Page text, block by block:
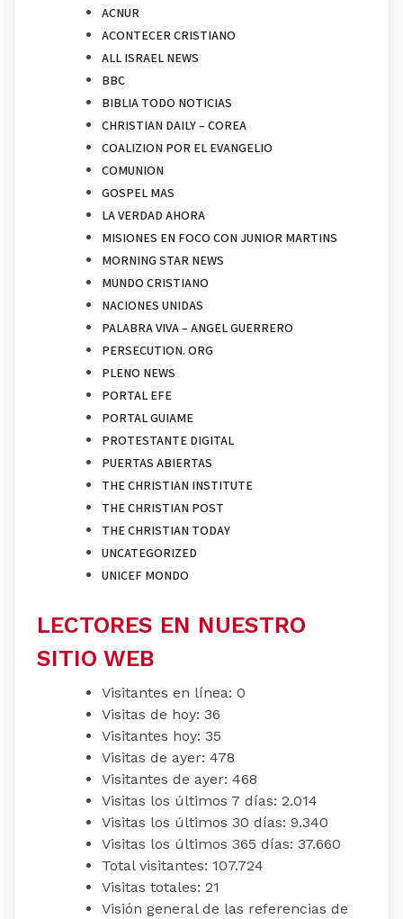
ACNUR
ACONTECER CRISTIANO
ALL ISRAEL NEWS
BBC
BIBLIA TODO NOTICIAS
CHRISTIAN DAILY – COREA
COALIZION POR EL EVANGELIO
COMUNION
GOSPEL MAS
LA VERDAD AHORA
MISIONES EN FOCO CON JUNIOR MARTINS
MORNING STAR NEWS
MUNDO CRISTIANO
NACIONES UNIDAS
PALABRA VIVA – ANGEL GUERRERO
PERSECUTION. ORG
PLENO NEWS
PORTAL EFE
PORTAL GUIAME
PROTESTANTE DIGITAL
PUERTAS ABIERTAS
THE CHRISTIAN INSTITUTE
THE CHRISTIAN POST
THE CHRISTIAN TODAY
UNCATEGORIZED
UNICEF MONDO
LECTORES EN NUESTRO
SITIO WEB
Visitantes en línea: 0
Visitas de hoy: 36
Visitantes hoy: 35
Visitas de ayer: 478
Visitantes de ayer: 468
Visitas los últimos 7 días: 2.014
Visitas los últimos 30 días: 9.340
Visitas los últimos 365 días: 37.660
Total visitantes: 107.724
Visitas totales: 21
Visión general de las referencias de